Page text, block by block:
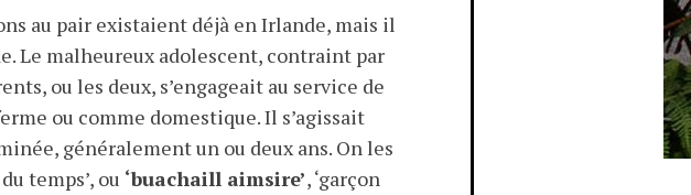
au pair existaient déjà en Irlande, mais il
Le malheureux adolescent, contraint par
ou les deux, s’engageait au service de
ou comme domestique. Il s’agissait
généralement un ou deux ans. On les
temps’, ou ‘buachaill aimsire’, ‘garçon